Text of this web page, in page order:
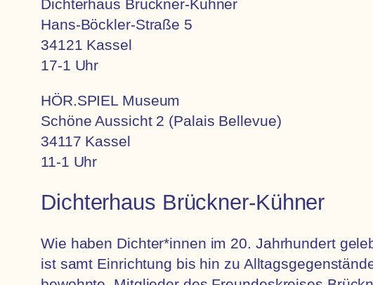
Dichterhaus Brückner-Kühner
Hans-Böckler-Straße 5
34121 Kassel
17-1 Uhr
HÖR.SPIEL Museum
Schöne Aussicht 2 (Palais Bellevue)
34117 Kassel
11-1 Uhr
Dichterhaus Brückner-Kühner
Wie haben Dichter*innen im 20. Jahrhundert
ist samt Einrichtung bis hin zu